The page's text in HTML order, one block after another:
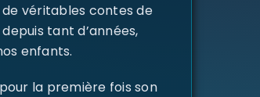
véritables contes de
tant d’années,
enfants.
la première fois son